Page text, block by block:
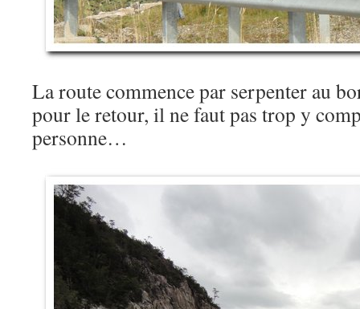
La route commence par serpenter au
pour le retour, il ne faut pas trop y
personne…